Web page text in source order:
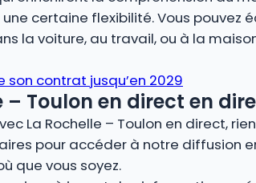
certaine flexibilité. Vous pouvez
la voiture, au travail, ou à la
son contrat jusqu’en 2029
Toulon en direct en
La Rochelle – Toulon en direct,
pour accéder à notre diffusion
que vous soyez.